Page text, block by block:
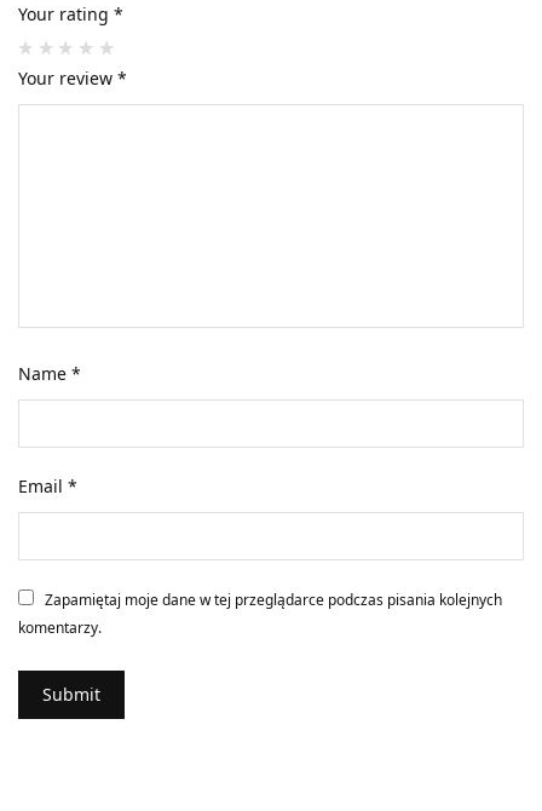
Your rating *
Your review*
Name*
Email*
Zapamiętaj moje dane w tej przeglądarce podczas pisania kolejnych
komentarzy.